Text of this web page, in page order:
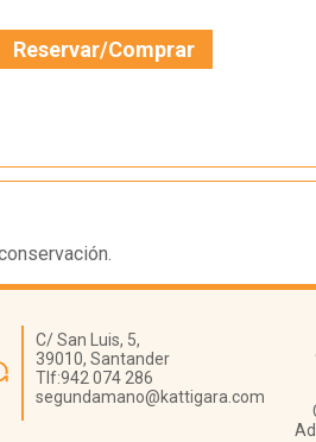
Reservar/Comprar
C/ San Luis, 5,
39010, Santander
Tlf:942 074 286
segundamano@kattigara.com